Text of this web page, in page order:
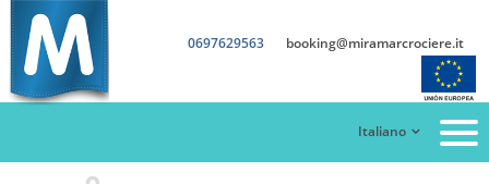
0697629563 booking@miramarcrociere.it
Italiano